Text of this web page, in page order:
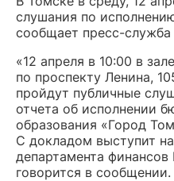
слушания по
сообщает пресс-
«12 апреля в 10:00 в
по проспекту Ленина,
пройдут публичные
отчета об исполнении
образования «Город
С докладом выступит
департамента
говорится в сообщении.